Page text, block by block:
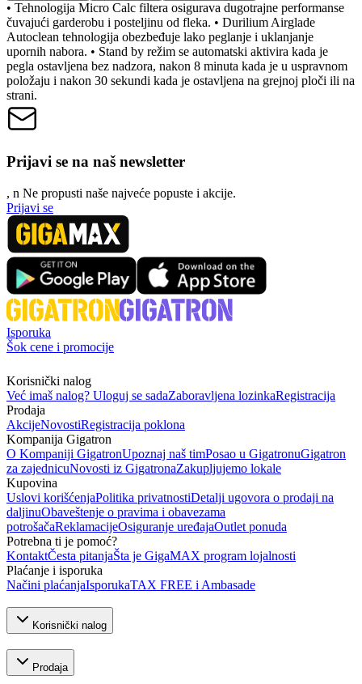
• Tehnologija Micro Calc filtera osigurava dugotrajne performanse
čuvajući garderobu i posteljinu od fleka. • Durilium Airglade
Autoclean tehnologija obezbeđuje lako peglanje i uklanjanje
upornih nabora. • Stand by režim se automatski aktivira kada je
pegla ostavljena bez nadzora, nakon 8 minuta kada je u uspravnom
položaju i nakon 30 sekundi kada je ostavljena na grejnoj ploči ili na
strani.
Prijavi se na naš newsletter
, n Ne propusti naše najveće popuste i akcije.
Prijavi se
Isporuka
Šok cene i promocije
Korisnički nalog
Već imaš nalog? Uloguj se sadaZaboravljena lozinkaRegistracija
Prodaja
AkcijeNovostiRegistracija poklona
Kompanija Gigatron
O Kompaniji GigatronUpoznaj naš timPosao u GigatronuGigatron
za zajednicuNovosti iz GigatronaZakupljujemo lokale
Kupovina
Uslovi korišćenjaPolitika privatnostiDetalji ugovora o prodaji na
daljinuObaveštenje o pravima i obavezama
potrošačaReklamacijeOsiguranje uređajaOutlet ponuda
Potrebna ti je pomoć?
KontaktČesta pitanjaŠta je GigaMAX program lojalnosti
Plaćanje i isporuka
Načini plaćanjaIsporukaTAX FREE i Ambasade
Korisnički nalog
Prodaja